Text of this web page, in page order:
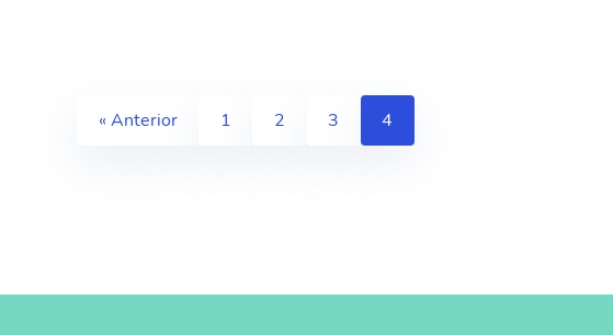
« Anterior 1 2 3 4